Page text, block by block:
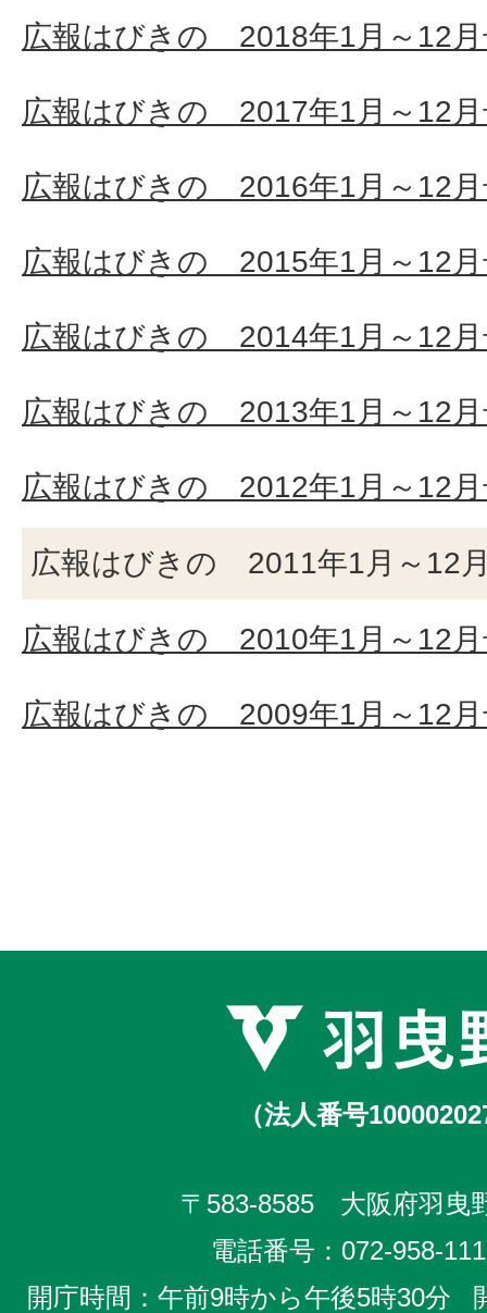
広報はびきの 2018年1月～12
広報はびきの 2017年1月～12
広報はびきの 2016年1月～12
広報はびきの 2015年1月～12
広報はびきの 2014年1月～12
広報はびきの 2013年1月～12
広報はびきの 2012年1月～12
広報はびきの 2011年1月～12
広報はびきの 2010年1月～12
広報はびきの 2009年1月～12
（法人番号
〒583-8585 大阪府羽曳
電話番号： 072-958-
開庁時間：午前9時から午後5時30分